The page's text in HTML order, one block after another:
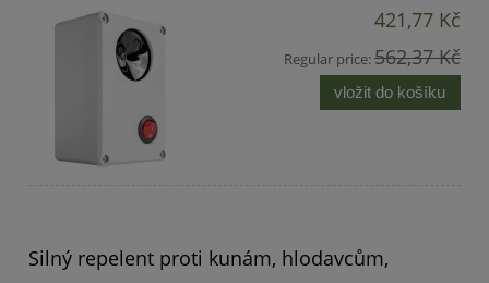
421,77 Kč
Regular price:562,37 Kč
vložit do košíku
Silný repelent proti kunám, hlodavcům,